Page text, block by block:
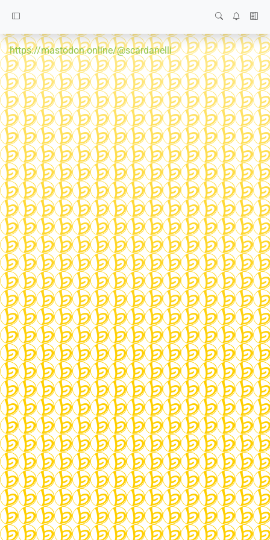
https://mastodon.online/@scardanelli